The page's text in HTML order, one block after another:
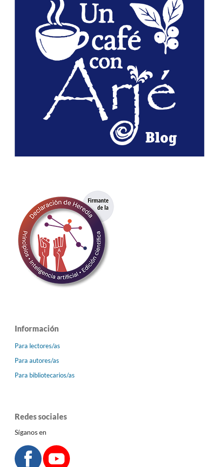
Información
Para lectores/as
Para autores/as
Para bibliotecarios/as
Redes sociales
Síganos en